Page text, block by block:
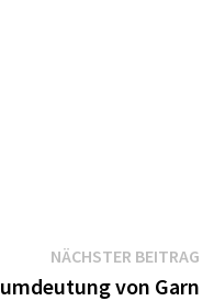
NÄCHSTER BEITRAG
von Garn